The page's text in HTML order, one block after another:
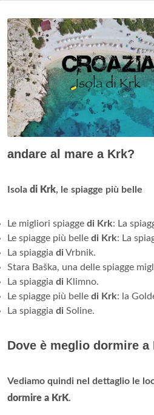
andare al mare a Krk?
Isola di Krk, le spiagge più belle
Le migliori spiagge di Krk: La
Le spiagge più belle di Krk: La
La spiaggia diVrbnik.
Stara Baška, una delle spiagge
La spiaggia di Klimno.
Le spiagge più belle di Krk: la
La spiaggia di Soline.
Dove è meglio dormire a
Vediamo quindi nel dettaglio le
dormire a KrK.